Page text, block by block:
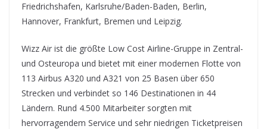
Friedrichshafen, Karlsruhe/Baden-Baden, Berlin,
Hannover, Frankfurt, Bremen und Leipzig.
Wizz Air ist die größte Low Cost Airline-Gruppe in Zentral-
und Osteuropa und bietet mit einer modernen Flotte von
113 Airbus A320 und A321 von 25 Basen über 650
Strecken und verbindet so 146 Destinationen in 44
Ländern. Rund 4.500 Mitarbeiter sorgten mit
hervorragendem Service und sehr niedrigen Ticketpreisen